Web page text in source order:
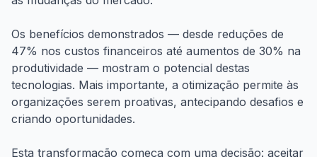
Os benefícios demonstrados — desde reduções de
47% nos custos financeiros até aumentos de 30% na
produtividade — mostram o potencial destas
tecnologias. Mais importante, a otimização permite às
organizações serem proativas, antecipando desafios e
criando oportunidades.
Esta transformação começa com uma decisão: aceitar